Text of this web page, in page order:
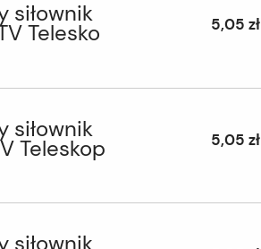
siłownik
Telesko 5,05 zł
siłownik
Teleskop 5,05 zł
siłownik